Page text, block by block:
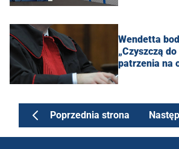
Wendetta
„Czyszczą
patrzenia na
Poprzednia strona